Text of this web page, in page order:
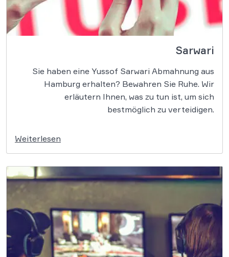
Sarwari
Sie haben eine Yussof Sarwari Abmahnung aus
Hamburg erhalten? Bewahren Sie Ruhe. Wir
erläutern Ihnen, was zu tun ist, um sich
bestmöglich zu verteidigen.
Weiterlesen